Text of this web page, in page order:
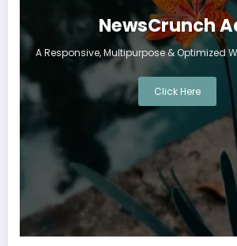
NewsCrunch
A Responsive, Multipurpose & Optimized
Click Here